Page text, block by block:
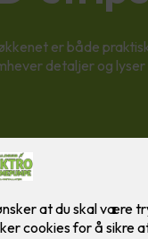
er både
detaljer og